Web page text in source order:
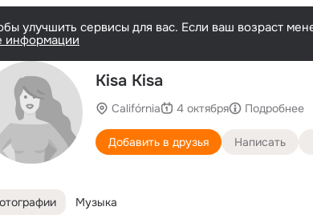
улучшить сервисы для вас. Если ваш возраст
информации
Kisa Kisa
Califórnia 4 октября Подробнее
Добавить в друзья Написать
Музыка